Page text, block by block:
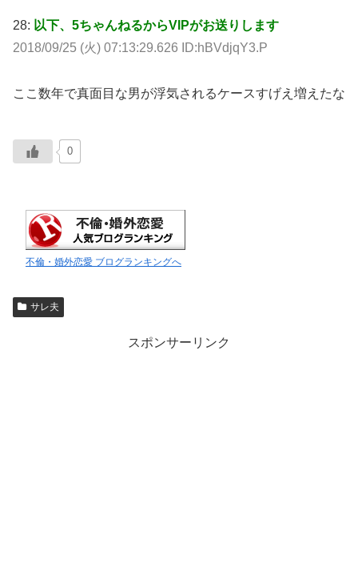
28: 以下、5ちゃんねるからVIPがお送りします
2018/09/25 (火) 07:13:29.626 ID:hBVdjqY3.P
ここ数年で真面目な男が浮気されるケースすげえ増えたな
0
不倫・婚外恋愛 ブログランキングへ
サレ夫
スポンサーリンク